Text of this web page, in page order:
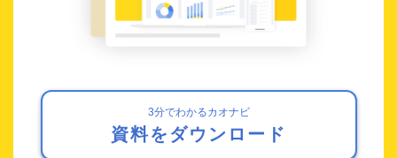
3分でわかるカオナビ
資料をダウンロード